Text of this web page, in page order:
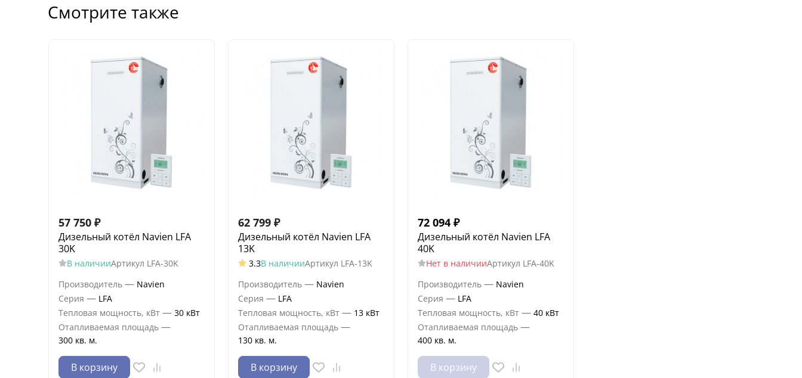
Смотрите также
57 750 ₽
Дизельный котёл Navien LFA
30K
В наличииАртикул LFA-30K
Производитель — Navien
Серия — LFA
Тепловая мощность, кВт — 30 кВт
Отапливаемая площадь —
300 кв. м.
В корзину
62 799 ₽
Дизельный котёл Navien LFA
13K
3.3В наличииАртикул LFA-13K
Производитель — Navien
Серия — LFA
Тепловая мощность, кВт — 13 кВт
Отапливаемая площадь —
130 кв. м.
В корзину
72 094 ₽
Дизельный котёл Navien LFA
40K
Нет в наличииАртикул LFA-40K
Производитель — Navien
Серия — LFA
Тепловая мощность, кВт — 40 кВт
Отапливаемая площадь —
400 кв. м.
В корзину